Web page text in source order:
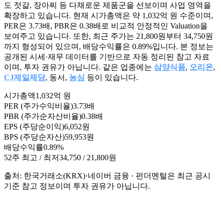
도 젓갈, 장아찌 등 다채로운 제품군을 선보이며 사업 영역을
확장하고 있습니다. 현재 시가총액은 약 1,032억 원 수준이며,
PER은 3.73배, PBR은 0.38배로 비교적 안정적인 Valuation을
보여주고 있습니다. 또한, 최근 주가는 21,800원부터 34,750원
까지 형성되어 있으며, 배당수익률은 0.89%입니다. 본 정보는
공개된 시세·재무 데이터를 기반으로 자동 정리된 참고 자료
이며, 투자 권유가 아닙니다. 같은 업종에는 삼양식품, 오리온,
CJ제일제당, 동서, 농심 등이 있습니다.
시가총액1,032억 원
PER (주가수익비율)3.73배
PBR (주가순자산비율)0.38배
EPS (주당순이익)6,052원
BPS (주당순자산)59,953원
배당수익률0.89%
52주 최고 / 최저34,750 / 21,800원
출처: 한국거래소(KRX)·네이버 금융 · 펀더멘털은 최근 공시
기준 참고 정보이며 투자 권유가 아닙니다.